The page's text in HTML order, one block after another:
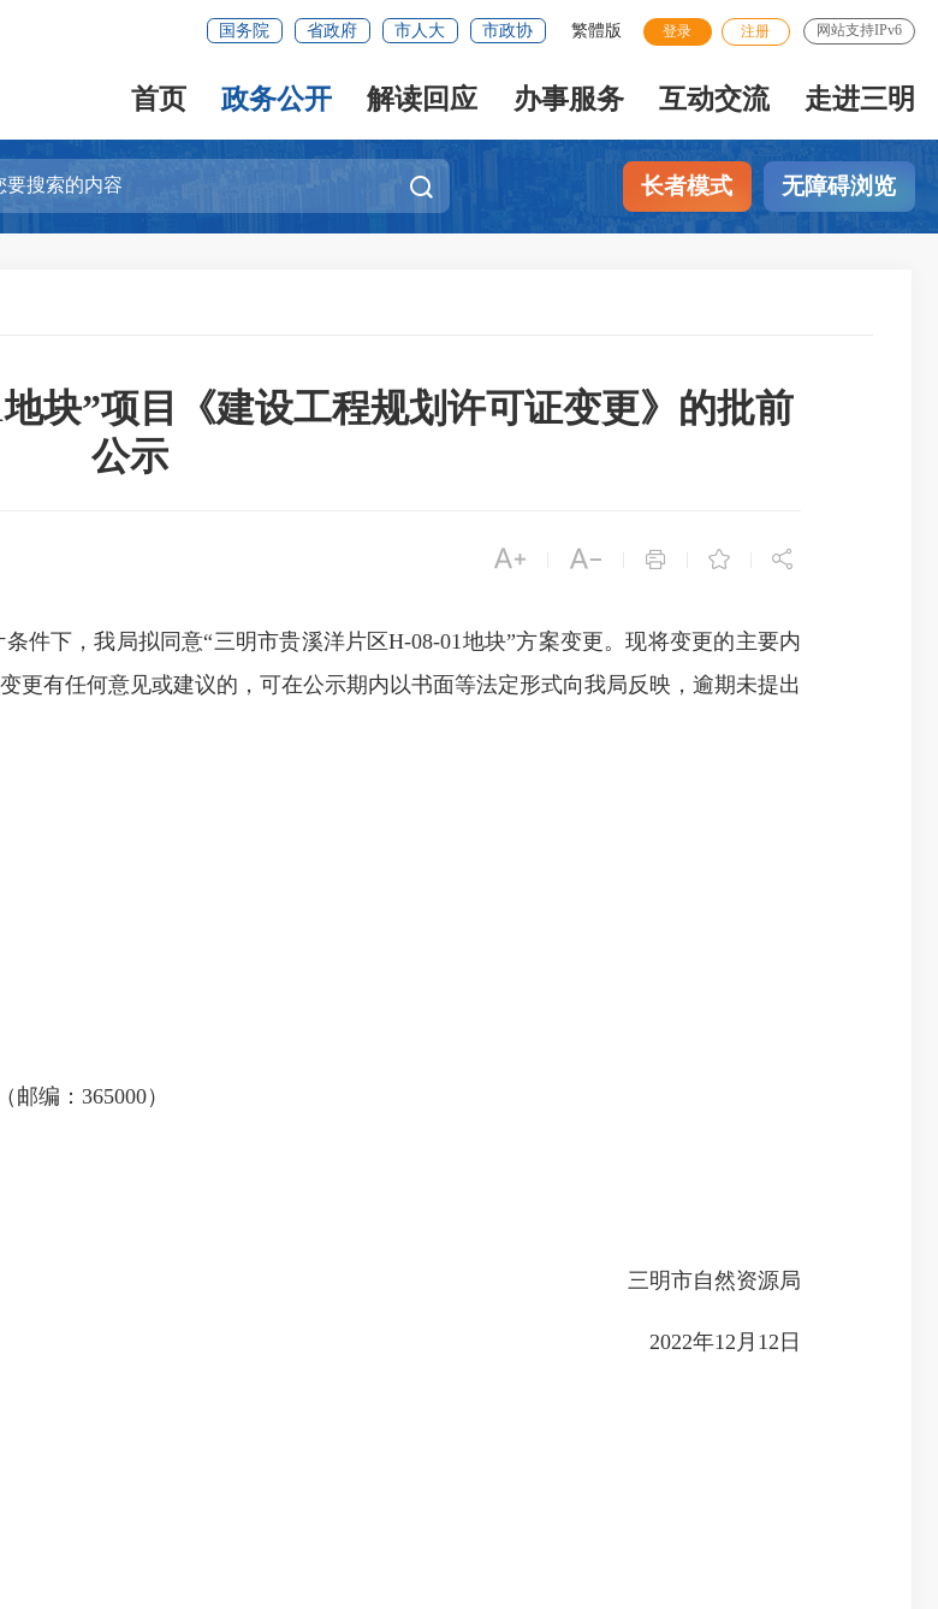
国务院 省政府 市人大 市政协 繁體版 登录 注册 网站支持IPv6
首页 政务公开 解读回应 办事服务 互动交流 走进三明
长者模式 无障碍浏览
块”项目《建设工程规划许可证变更》的批前
公示
    
下，我局拟同意“三明市贵溪洋片区H-08-01地块”方案变更。现将变更的主要内
更有任何意见或建议的，可在公示期内以书面等法定形式向我局反映，逾期未提出
编：365000）
三明市自然资源局
2022年12月12日